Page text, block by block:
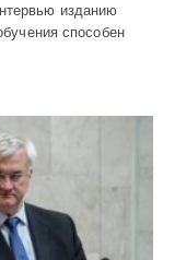
изданию
способен